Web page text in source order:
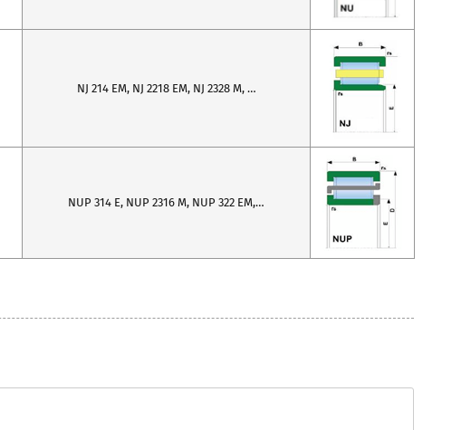
NJ 214 EM, NJ 2218 EM, NJ 2328 M, …
NUP 314 E, NUP 2316 M, NUP 322 EM,…